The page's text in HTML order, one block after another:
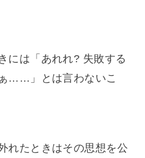
には「あれれ? 失敗する
……」とは言わないこ
れたときはその思想を公